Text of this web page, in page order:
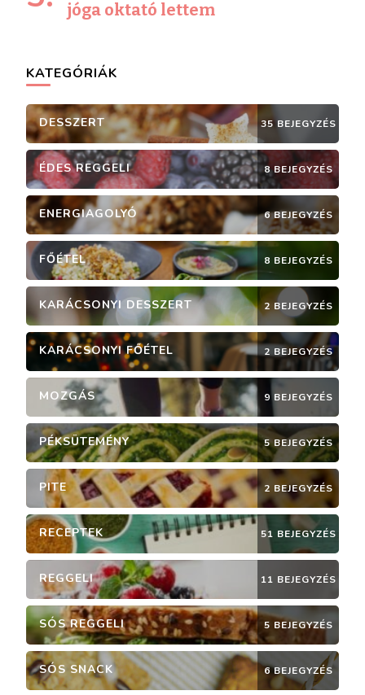
jóga oktató lettem
KATEGÓRIÁK
DESSZERT 35 BEJEGYZÉS
ÉDES REGGELI 8 BEJEGYZÉS
ENERGIAGOLYÓ 6 BEJEGYZÉS
FŐÉTEL 8 BEJEGYZÉS
KARÁCSONYI DESSZERT 2 BEJEGYZÉS
KARÁCSONYI FŐÉTEL 2 BEJEGYZÉS
MOZGÁS 9 BEJEGYZÉS
PÉKSÜTEMÉNY 5 BEJEGYZÉS
PITE 2 BEJEGYZÉS
RECEPTEK 51 BEJEGYZÉS
REGGELI 11 BEJEGYZÉS
SÓS REGGELI 5 BEJEGYZÉS
SÓS SNACK 6 BEJEGYZÉS